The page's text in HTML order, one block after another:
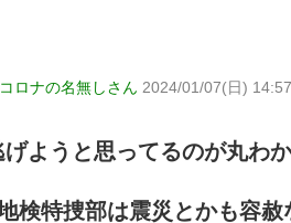
ロナの名無しさん 2024/01/07(日)
げようと思ってるのが丸わ
検特捜部は震災とかも容